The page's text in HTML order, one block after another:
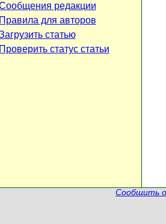
редакции
Правила для авторов
статью
Проверить статус статьи
Сообщить о